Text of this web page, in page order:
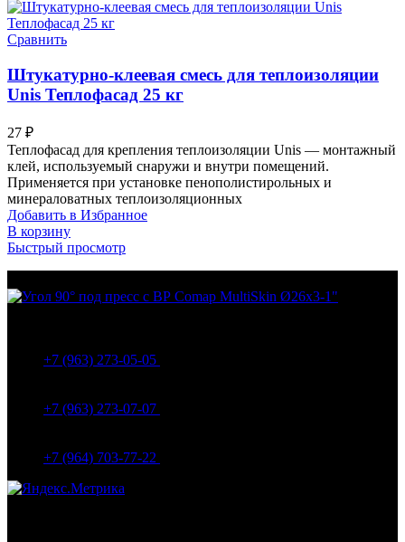
Сравнить
Штукатурно-клеевая смесь для теплоизоляции
Unis Теплофасад 25 кг
27 ₽
Теплофасад для крепления теплоизоляции Unis — монтажный
клей, используемый снаружи и внутри помещений.
Применяется при установке пенополистирольных и
минераловатных теплоизоляционных
Добавить в Избранное
В корзину
Быстрый просмотр
+7 (963) 273-05-05
+7 (963) 273-07-07
+7 (964) 703-77-22